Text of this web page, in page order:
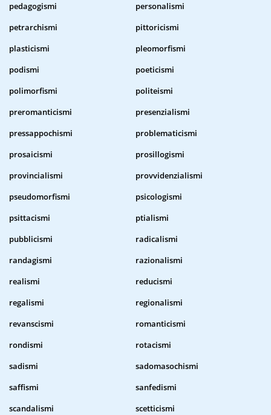
pedagogismi
personalismi
petrarchismi
pittoricismi
plasticismi
pleomorfismi
podismi
poeticismi
polimorfismi
politeismi
preromanticismi
presenzialismi
pressappochismi
problematicismi
prosaicismi
prosillogismi
provincialismi
provvidenzialismi
pseudomorfismi
psicologismi
psittacismi
ptialismi
pubblicismi
radicalismi
randagismi
razionalismi
realismi
reducismi
regalismi
regionalismi
revanscismi
romanticismi
rondismi
rotacismi
sadismi
sadomasochismi
saffismi
sanfedismi
scandalismi
scetticismi